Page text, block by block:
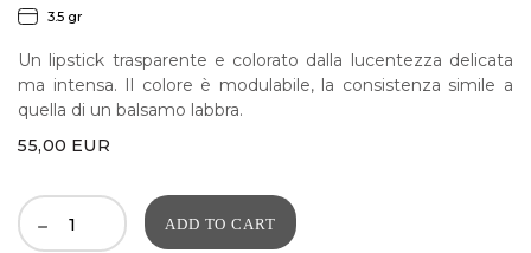
3.5 gr
Un lipstick trasparente e colorato dalla lucentezza delicata
ma intensa. Il colore è modulabile, la consistenza simile a
quella di un balsamo labbra.
55,00 EUR
ADD TO CART